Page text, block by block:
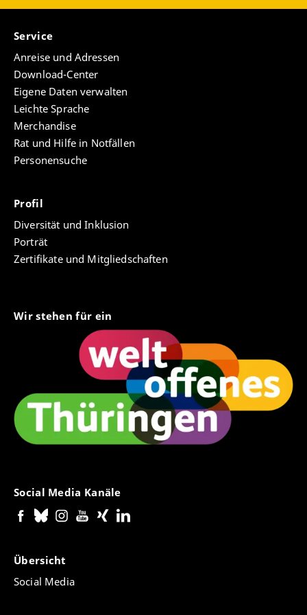
Projekt möchte deshalb auch beleuchten, wie
angewandt, transformiert und letztendlich
glokalisiert wurde.
Handwerklich folgt die Arbeit dem Leitsatz der
Grounded-Theory-Methodologie „all is data“ und
analysiert sowohl politische und institutionelle
Berichte, Aufzeichnungen und Dokumente aus
Archiven und Beständen als auch private
möglichst breites Bild der Vorgänge zur Zeit des
Phasen und Brüche zeichnen zu können. Eingebettet
in die Grundlagen der Wissenssoziologie nach
Berger und Luckmann und diverser zeitgenössischer
Falls auch für andere soziale Settings anwendbar
Service
Anreise und Adressen
Download-Center
Eigene Daten verwalten
Leichte Sprache
Merchandise
Rat und Hilfe in Notfällen
Personensuche
Profil
Diversität und Inklusion
Porträt
Zertifikate und Mitgliedschaften
Wir stehen für ein
Social Media Kanäle
Übersicht
Social Media